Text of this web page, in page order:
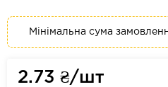
Мінімальна сума
2.73 ₴/шт